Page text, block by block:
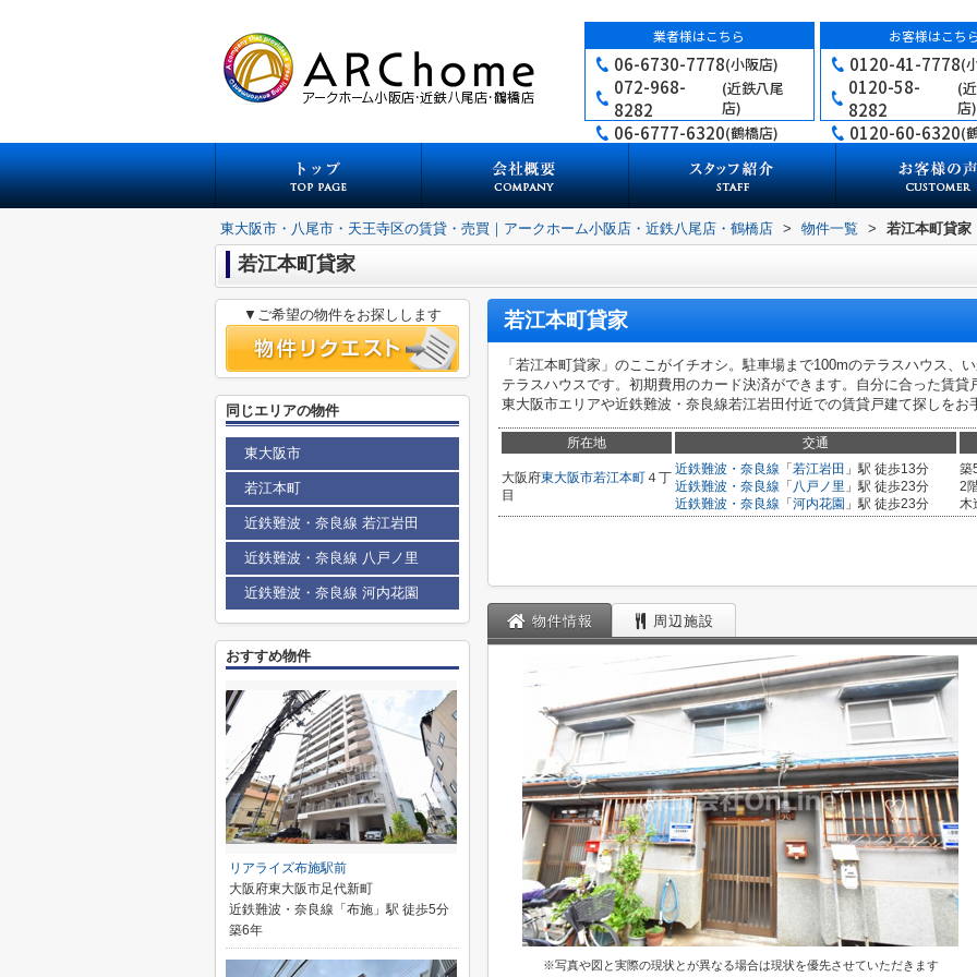
業者様はこちら
06-6730-7778(小阪店)
072-968-
8282
(近鉄八尾
店)
06-6777-6320(鶴橋店)
お客様はこち
0120-41-7778(
0120-58-
8282
(
店)
0120-60-6320(
東大阪市・八尾市・天王寺区の賃貸・売買｜アークホーム小阪店・近鉄八尾店・鶴橋店 > 物件一覧 > 若江本町貸家
若江本町貸家
若江本町貸家
「若江本町貸家」のここがイチオシ。駐車場まで100mのテラスハウス、
テラスハウスです。初期費用のカード決済ができます。自分に合った賃
東大阪市エリアや近鉄難波・奈良線若江岩田付近での賃貸戸建て探しをお
所在地 交通
大阪府東大阪市若江本町４丁
目
近鉄難波・奈良線 「 若江岩田 」駅 徒歩13分
近鉄難波・奈良線 「 八戸ノ里 」駅 徒歩23分
近鉄難波・奈良線 「 河内花園 」駅 徒歩23分
築
2
木
物件情報 周辺施設
※写真や図と実際の現状とが異なる場合は現状を優先させていただきます
▼ご希望の物件をお探しします
同じエリアの物件
東大阪市
若江本町
近鉄難波・奈良線 若江岩田
近鉄難波・奈良線 八戸ノ里
近鉄難波・奈良線 河内花園
おすすめ物件
リアライズ布施駅前
大阪府東大阪市足代新町
近鉄難波・奈良線「布施」駅 徒歩5分
築6年